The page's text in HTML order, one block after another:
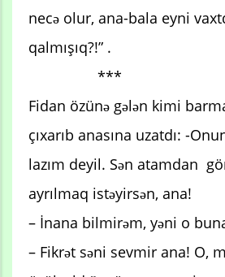
necə olur, ana-bala eyni
***
Fidan özünə gələn kimi
çıxarıb anasına uzatdı: -
lazım deyil. Sən atamdan
ayrılmaq istəyirsən, ana!
– İnana bilmirəm, yəni o
– Fikrət səni sevmir ana! O,